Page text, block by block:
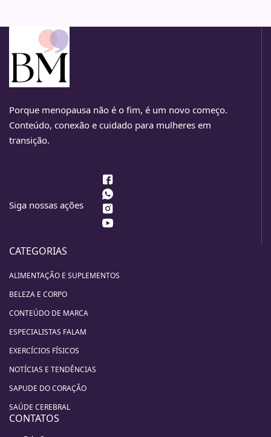
Porque menopausa não é o fim, é um novo começo.
Conteúdo, conexão e cuidado para mulheres em
transição.
Siga nossas ações
CATEGORIAS
ALIMENTAÇÃO E SUPLEMENTOS
BELEZA E CORPO
CONTEÚDO DE MARCA
ESPECIALISTAS FALAM
EXERCÍCIOS FÍSICOS
NOTÍCIAS E TENDÊNCIAS
SAPUDE DO CORAÇÃO
SAÚDE CEREBRAL
CONTATOS